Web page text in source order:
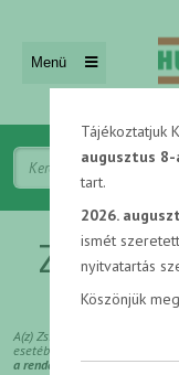
Menü
A(z) Zsinórfüles papírtáska
esetében
a rendelési egység 50 db
Tájékoztatjuk
augusztus
tart.
2026.
ismét
nyitvatartás
Köszönjük